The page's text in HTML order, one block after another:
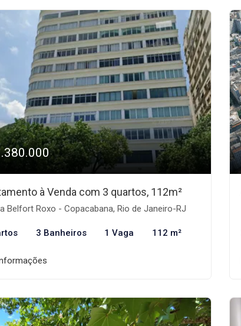
à Venda com 3 quartos, 112m²
Belfort Roxo - Copacabana, Rio de Janeiro-RJ
3 Banheiros 1 Vaga 112 m²